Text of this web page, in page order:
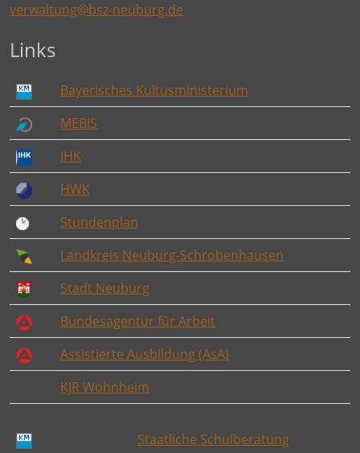
verwaltung@bsz-neuburg.de
Links
Bayerisches Kultusministerium
MEBIS
IHK
HWK
Stundenplan
Landkreis Neuburg-Schrobenhausen
Stadt Neuburg
Bundesagentur für Arbeit
Assistierte Ausbildung (AsA)
KJR Wohnheim
Staatliche Schulberatung